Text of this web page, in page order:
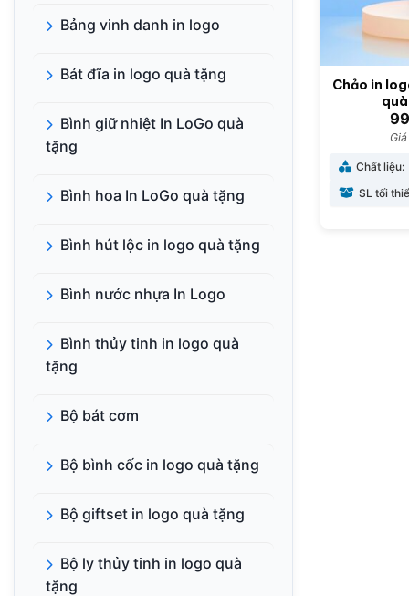
Bảng vinh danh in logo
Bát đĩa in logo quà tặng
Bình giữ nhiệt In LoGo quà
tặng
Bình hoa In LoGo quà tặng
Bình hút lộc in logo quà tặng
Bình nước nhựa In Logo
Bình thủy tinh in logo quà
tặng
Bộ bát cơm
Bộ bình cốc in logo quà tặng
Bộ giftset in logo quà tặng
Bộ ly thủy tinh in logo quà
tặng
Chảo in
Chất liệu:
SL tối